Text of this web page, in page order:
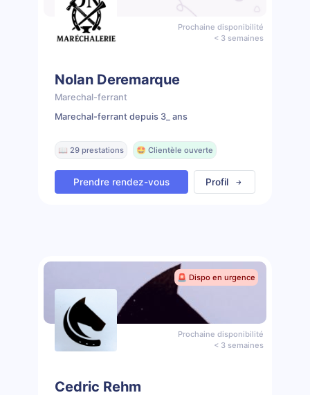
Prochaine disponibilité
< 3 semaines
Nolan Deremarque
Marechal-ferrant
Marechal-ferrant depuis 3_ ans
📖 29 prestations 🤩 Clientèle ouverte
Prendre rendez-vous Profil
🚨 Dispo en urgence
Prochaine disponibilité
< 3 semaines
Cedric Rehm